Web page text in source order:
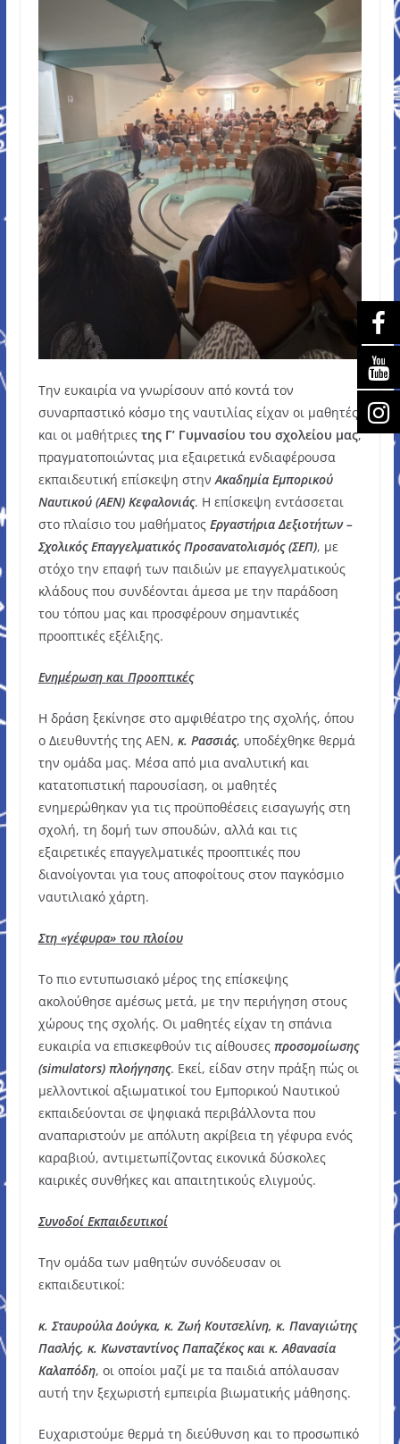
Την ευκαιρία να γνωρίσουν από κοντά τον
συναρπαστικό κόσμο της ναυτιλίας είχαν οι μαθητές
και οι μαθήτριες της Γ’ Γυμνασίου του σχολείου μας,
πραγματοποιώντας μια εξαιρετικά ενδιαφέρουσα
εκπαιδευτική επίσκεψη στηνΑκαδημία Εμπορικού
Ναυτικού (ΑΕΝ) Κεφαλονιάς. Η επίσκεψη εντάσσεται
στο πλαίσιο του μαθήματος Εργαστήρια Δεξιοτήτων –
Σχολικός Επαγγελματικός Προσανατολισμός (ΣΕΠ), με
στόχο την επαφή των παιδιών με επαγγελματικούς
κλάδους που συνδέονται άμεσα με την παράδοση
του τόπου μας και προσφέρουν σημαντικές
προοπτικές εξέλιξης.
Ενημέρωση και Προοπτικές
Η δράση ξεκίνησε στο αμφιθέατρο της σχολής, όπου
ο Διευθυντής της ΑΕΝ, κ. Ρασσιάς, υποδέχθηκε θερμά
την ομάδα μας. Μέσα από μια αναλυτική και
κατατοπιστική παρουσίαση, οι μαθητές
ενημερώθηκαν για τις προϋποθέσεις εισαγωγής στη
σχολή, τη δομή των σπουδών, αλλά και τις
εξαιρετικές επαγγελματικές προοπτικές που
διανοίγονται για τους αποφοίτους στον παγκόσμιο
ναυτιλιακό χάρτη.
Στη «γέφυρα» του πλοίου
Το πιο εντυπωσιακό μέρος της επίσκεψης
ακολούθησε αμέσως μετά, με την περιήγηση στους
χώρους της σχολής. Οι μαθητές είχαν τη σπάνια
ευκαιρία να επισκεφθούν τις αίθουσες προσομοίωσης
(simulators) πλοήγησης. Εκεί, είδαν στην πράξη πώς οι
μελλοντικοί αξιωματικοί του Εμπορικού Ναυτικού
εκπαιδεύονται σε ψηφιακά περιβάλλοντα που
αναπαριστούν με απόλυτη ακρίβεια τη γέφυρα ενός
καραβιού, αντιμετωπίζοντας εικονικά δύσκολες
καιρικές συνθήκες και απαιτητικούς ελιγμούς.
Συνοδοί Εκπαιδευτικοί
Την ομάδα των μαθητών συνόδευσαν οι
εκπαιδευτικοί:
κ. Σταυρούλα Δούγκα, κ. Ζωή Κουτσελίνη, κ. Παναγιώτης
Πασλής, κ. Κωνσταντίνος Παπαζέκος και κ. Αθανασία
Καλαπόδη, οι οποίοι μαζί με τα παιδιά απόλαυσαν
αυτή την ξεχωριστή εμπειρία βιωματικής μάθησης.
Ευχαριστούμε θερμά τη διεύθυνση και το προσωπικό